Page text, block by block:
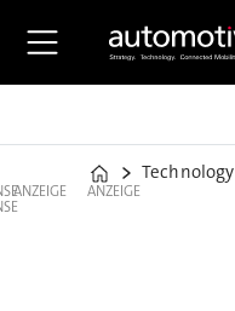
Home
Technology
ANZEIGE ANZEIGE